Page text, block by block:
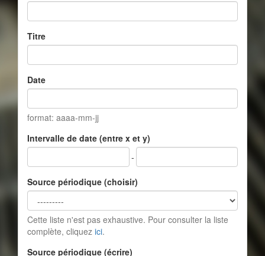
Titre
Date
format: aaaa-mm-jj
Intervalle de date (entre x et y)
-
Source périodique (choisir)
Cette liste n'est pas exhaustive. Pour consulter la liste
complète, cliquez ici.
Source périodique (écrire)